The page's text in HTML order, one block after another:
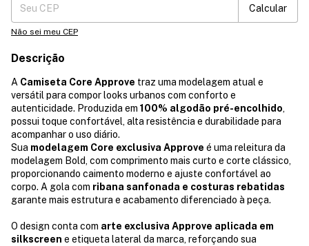
Calcular
Não sei meu CEP
Descrição
A Camiseta Core Approve traz uma modelagem atual e
versátil para compor looks urbanos com conforto e
autenticidade. Produzida em 100% algodão pré-encolhido,
possui toque confortável, alta resistência e durabilidade para
acompanhar o uso diário.
Sua modelagem Core exclusiva Approve é uma releitura da
modelagem Bold, com comprimento mais curto e corte clássico,
proporcionando caimento moderno e ajuste confortável ao
corpo. A gola com ribana sanfonada e costuras rebatidas
garante mais estrutura e acabamento diferenciado à peça.
O design conta com arte exclusiva Approve aplicada em
silkscreen e etiqueta lateral da marca, reforçando sua